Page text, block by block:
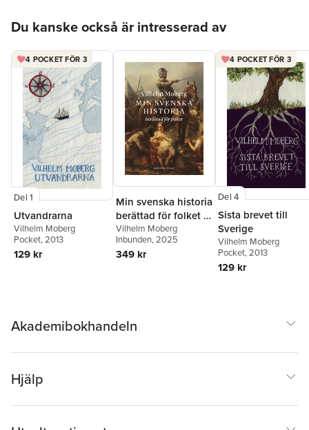
Du kanske också är intresserad av
4 POCKET FÖR 3
Del 1
Utvandrarna
Vilhelm Moberg
Pocket, 2013
129 kr
Min svenska historia
berättad för folket :
från Oden till Dacke
Vilhelm Moberg
Inbunden, 2025
349 kr
4 POCKET FÖR 3
Del 4
Sista brevet till
Sverige
Vilhelm Moberg
Pocket, 2013
129 kr
Akademibokhandeln
Hjälp